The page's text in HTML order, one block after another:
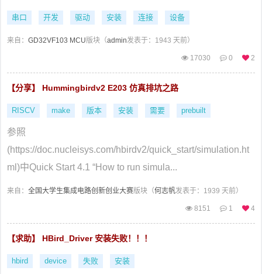
串口 开发 驱动 安装 连接 设备
来自： GD32VF103 MCU版块（admin发表于：1943 天前）
17030 0 2
【分享】 Hummingbirdv2 E203 仿真排坑之路
RISCV make 版本 安装 需要 prebuilt
参照
(https://doc.nucleisys.com/hbirdv2/quick_start/simulation.ht
ml)中Quick Start 4.1 “How to run simula...
来自： 全国大学生集成电路创新创业大赛版块（何志帆发表于：1939 天前）
8151 1 4
【求助】 HBird_Driver 安装失败！！！
hbird device 失败 安装